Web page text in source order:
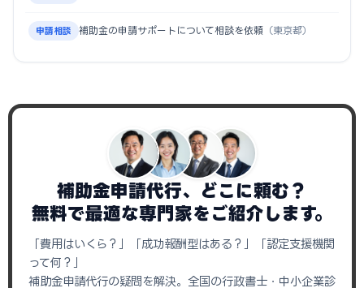
申請相談 補助金の申請サポートについて相談を依頼 （東京都）
補助金申請代行、どこに頼む？
無料で最適な専門家をご紹介します。
「費用はいくら？」「成功報酬型はある？」「認定支援機関
って何？」
補助金申請代行の疑問を解決。全国の行政書士・中小企業診